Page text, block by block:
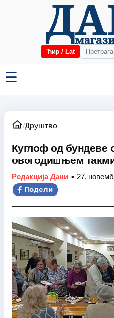
Ћир / Lat
☰
/Друштво
Куглоф од бундеве
овогодишњем
Редакција Дани • 27.
Подели